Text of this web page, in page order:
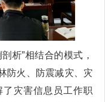
析”相结合的模式，
防火、防震减灾、灾
灾害信息员工作职